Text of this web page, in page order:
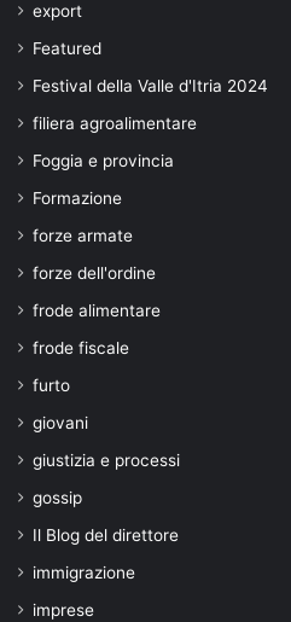
export
Featured
Festival della Valle d'Itria 2024
filiera agroalimentare
Foggia e provincia
Formazione
forze armate
forze dell'ordine
frode alimentare
frode fiscale
furto
giovani
giustizia e processi
gossip
Il Blog del direttore
immigrazione
imprese